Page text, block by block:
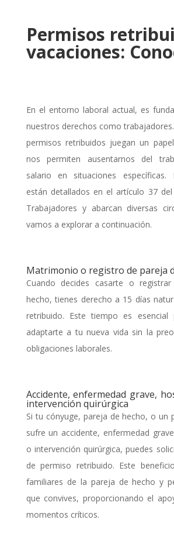
Permisos
vacaciones:
En el entorno laboral actual, es
nuestros derechos como
permisos retribuidos juegan un
nos permiten ausentarnos del
salario en situaciones específicas.
están detallados en el artículo 37
Trabajadores y abarcan diversas
vamos a explorar a continuación.
Matrimonio o registro de pareja
Cuando decides casarte o
hecho, tienes derecho a 15 días
retribuido. Este tiempo es esencial
adaptarte a tu nueva vida sin la
obligaciones laborales.
Accidente, enfermedad grave,
intervención quirúrgica
Si tu cónyuge, pareja de hecho, o un
sufre un accidente, enfermedad
o intervención quirúrgica, puedes
de permiso retribuido. Este
familiares de la pareja de hecho y
que convives, proporcionando el
momentos críticos.